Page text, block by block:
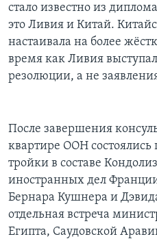
стало известно из
это Ливия и Китай.
настаивала на более
время как Ливия
резолюции, а не
После завершения
квартире ООН состоялись
тройки в составе
иностранных дел
Бернара Кушнера и
отдельная встреча
Египта, Саудовской